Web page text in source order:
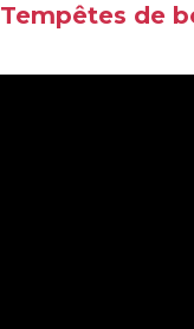
Tempêtes de